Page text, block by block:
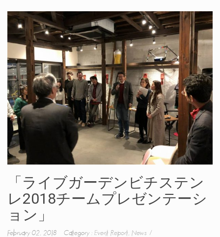
「ライブガーデンビチステン
レ2018チームプレゼンテーシ
ョン」
February 02, 2018 Category : Event Report, News